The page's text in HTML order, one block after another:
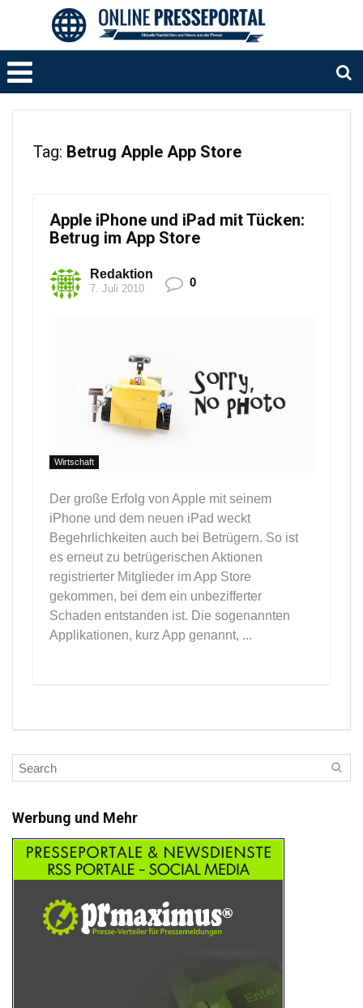
Tag: Betrug Apple App Store
Apple iPhone und iPad mit Tücken:
Betrug im App Store
Redaktion
7. Juli 2010 0
Wirtschaft
Der große Erfolg von Apple mit seinem
iPhone und dem neuen iPad weckt
Begehrlichkeiten auch bei Betrügern. So ist
es erneut zu betrügerischen Aktionen
registrierter Mitglieder im App Store
gekommen, bei dem ein unbezifferter
Schaden entstanden ist. Die sogenannten
Applikationen, kurz App genannt, ...
Werbung und Mehr